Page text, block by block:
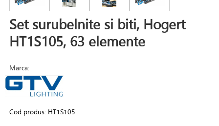
Set surubelnite si biti, Hogert
HT1S105, 63 elemente
Marca:
Cod produs: HT1S105